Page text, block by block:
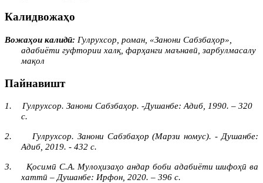
Калидвожаҳо
Вожаҳои калидӣ: Гулрухсор, роман, «Занони Сабзбаҳор»,
адабиёти гуфтории халқ, фарҳанги маънавӣ, зарбулмасалу
мақол
Пайнавишт
1. Гулрухсор. Занони Сабзбаҳор. -Душанбе: Адиб, 1990. – 320
с.
2. Гулрухсор. Занони Сабзбаҳор (Марзи номус). - Душанбе:
Адиб, 2019. - 432 с.
3. Қосимӣ С.А. Мулоҳизаҳо андар боби адабиёти шифоҳӣ ва
хаттӣ – Душанбе: Ирфон, 2020. – 396 с.